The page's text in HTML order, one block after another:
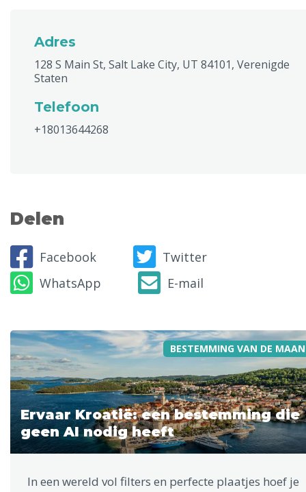
Adres
128 S Main St, Salt Lake City, UT 84101, Verenigde
Staten
Telefoon
+18013644268
Delen
Facebook
Twitter
WhatsApp
E-mail
BESTEMMING VAN DE
Ervaar Kroatië: een bestemming die
geen AI nodig heeft
In een wereld vol filters en perfecte plaatjes hoef je